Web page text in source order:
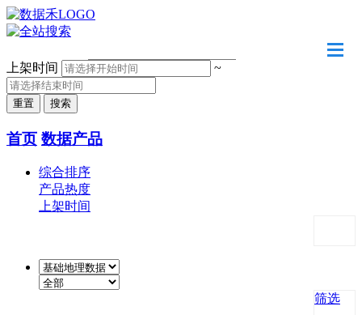
上架时间
~
首页 数据产品
综合排序
产品热度
上架时间
筛选